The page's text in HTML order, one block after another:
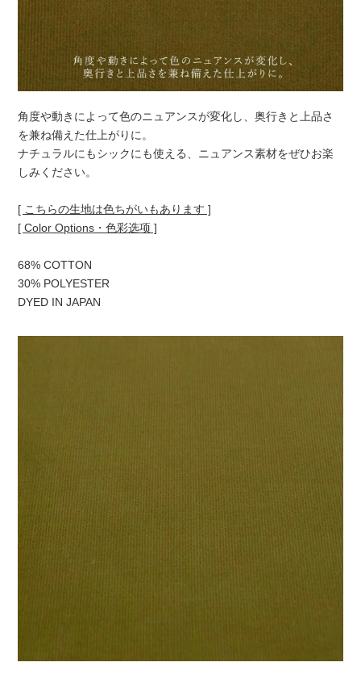
角度や動きによって色のニュアンスが変化し、奥行きと上品さ
を兼ね備えた仕上がりに。
ナチュラルにもシックにも使える、ニュアンス素材をぜひお楽
しみください。
[ こちらの生地は色ちがいもあります ]
[ Color Options・色彩选项 ]
68% COTTON
30% POLYESTER
DYED IN JAPAN